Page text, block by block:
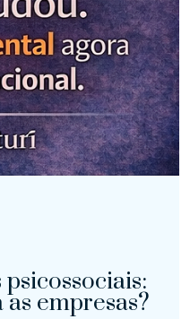
psicossociais:
empresas?